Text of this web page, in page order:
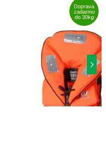
Doprava
zadarmo
do 30kg